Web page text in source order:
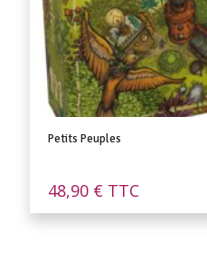
Petits Peuples
48,90 € TTC